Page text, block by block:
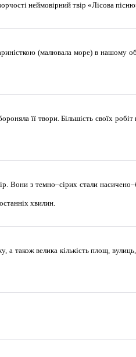
неймовірний твір «Лісова
(малювала море) в нашому
її твори. Більшість своїх
Вони з темно–сірих стали
хвилин.
а також велика кількість площ,